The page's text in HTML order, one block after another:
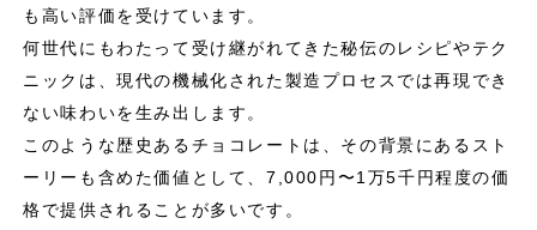
も高い評価を受けています。
何世代にもわたって受け継がれてきた秘伝のレシピやテク
ニックは、現代の機械化された製造プロセスでは再現でき
ない味わいを生み出します。
このような歴史あるチョコレートは、その背景にあるスト
ーリーも含めた価値として、7,000円〜1万5千円程度の価
格で提供されることが多いです。